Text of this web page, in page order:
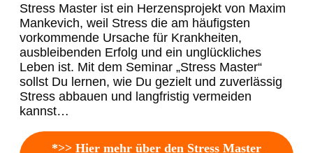
Stress Master ist ein Herzensprojekt von Maxim
Mankevich, weil Stress die am häufigsten
vorkommende Ursache für Krankheiten,
ausbleibenden Erfolg und ein unglückliches
Leben ist. Mit dem Seminar „Stress Master“
sollst Du lernen, wie Du gezielt und zuverlässig
Stress abbauen und langfristig vermeiden
kannst…
*>> Hier mehr über den Stress Master